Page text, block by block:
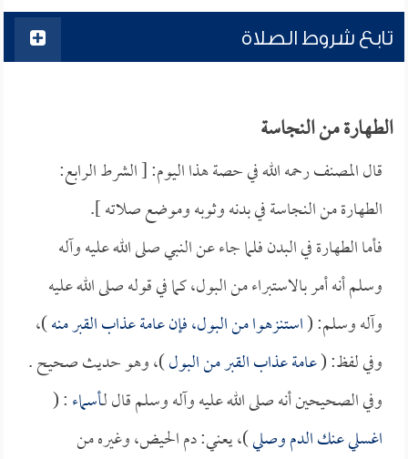
تابع شروط الصلاة
الطهارة من النجاسة
قال المصنف رحمه الله في حصة هذا اليوم: [ الشرط الرابع:
الطهارة من النجاسة في بدنه وثوبه وموضع صلاته ].
فأما الطهارة في البدن فلما جاء عن النبي صلى الله عليه وآله
وسلم أنه أمر بالاستبراء من البول، كما في قوله صلى الله عليه
وآله وسلم: (استنزهوا من البول، فإن عامة عذاب القبر منه)،
وفي لفظ: (عامة عذاب القبر من البول)، وهو حديث صحيح .
وفي الصحيحين أنه صلى الله عليه وآله وسلم قال لـأسماء: (
اغسلي عنك الدم وصلي)، يعني: دم الحيض، وغيره من